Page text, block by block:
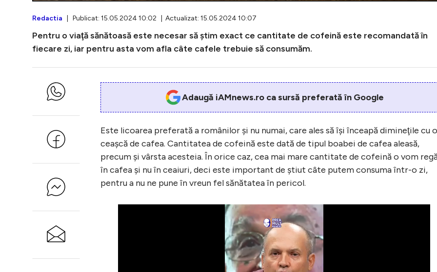
Redactia | Publicat: 15.05.2024 10:02 | Actualizat: 15.05.2024 10:07
Pentru o viaţă sănătoasă este necesar să ştim exact ce cantitate de cofeină este recomandată în
fiecare zi, iar pentru asta vom afla câte cafele trebuie să consumăm.
Adaugă iAMnews.ro ca sursă preferată în Google
Este licoarea preferată a românilor şi nu numai, care ales să îşi înceapă dimineţile cu o
ceaşcă de cafea. Cantitatea de cofeină este dată de tipul boabei de cafea aleasă,
precum şi vârsta acesteia. În orice caz, cea mai mare cantitate de cofeină o vom
în cafea şi nu în ceaiuri, deci este important de ştiut câte putem consuma într-o zi,
pentru a nu ne pune în vreun fel sănătatea în pericol.